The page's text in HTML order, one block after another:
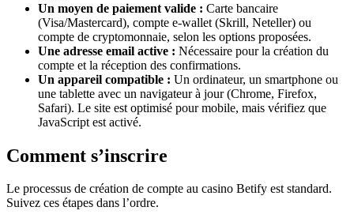
Un moyen de paiement valide : Carte bancaire
(Visa/Mastercard), compte e-wallet (Skrill, Neteller) ou
compte de cryptomonnaie, selon les options proposées.
Une adresse email active : Nécessaire pour la création du
compte et la réception des confirmations.
Un appareil compatible : Un ordinateur, un smartphone ou
une tablette avec un navigateur à jour (Chrome, Firefox,
Safari). Le site est optimisé pour mobile, mais vérifiez que
JavaScript est activé.
Comment s’inscrire
Le processus de création de compte au casino Betify est standard.
Suivez ces étapes dans l’ordre.